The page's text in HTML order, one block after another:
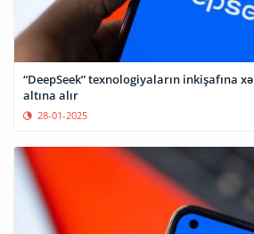
“DeepSeek” texnologiyaların inkişafına
altına alır
28-01-2025